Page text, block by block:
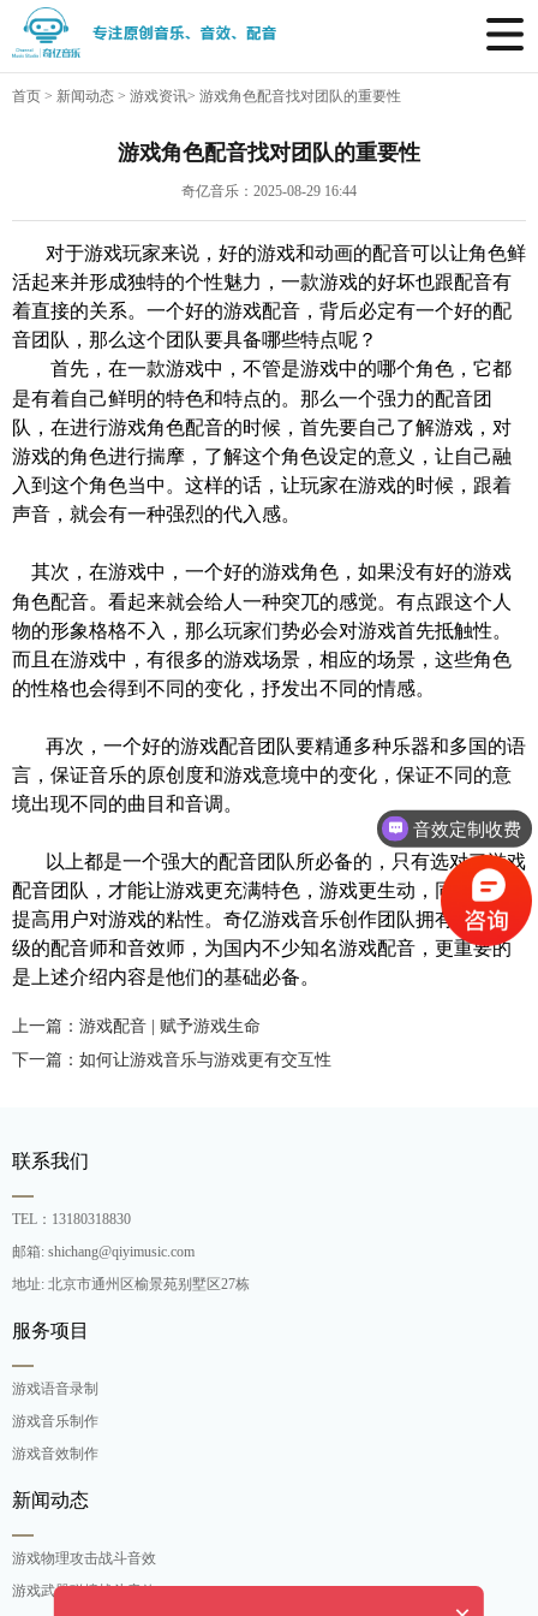
首页 > 新闻动态 > 游戏资讯> 游戏角色配音找对团队的重要性
游戏角色配音找对团队的重要性
奇亿音乐：2025-08-29 16:44
对于游戏玩家来说，好的游戏和动画的配音可以让角色鲜
活起来并形成独特的个性魅力，一款游戏的好坏也跟配音有
着直接的关系。一个好的游戏配音 ，背后必定有一个好的配
音团队，那么这个团队要具备哪些特点呢？
首先，在一款游戏中，不管是游戏中的哪个角色，它都
是有着自己鲜明的特色和特点的。那么一个强力的配音团
队，在进行游戏角色配音的时候 ， 首先要自己了解游戏， 对
游戏的角色进行揣摩 ， 了解这个角色设定的意义， 让自己融
入到这个角色当中。这样的话，让玩家在游戏的时候，跟着
声音，就会有一种强烈的代入感。
其次，在游戏中，一个好的游戏角色，如果没有好的游戏
角色配音。看起来就会给人一种突兀的感觉。有点跟这个人
物的形象格格不入，那么玩家们势必会对游戏首先抵触性。
而且在游戏中，有很多的游戏场景，相应的场景，这些角色
的性格也会得到不同的变化 ， 抒发出不同的情感。
再次，一个好的游戏配音团队要精通多种乐器和多国的语
言，保证音乐的原创度和游戏意境中的变化，保证不同的意
境出现不同的曲目和音调。
以上都是一个强大的配音团队所必备的，只有选对了游戏
配音团队 ，才能让游戏更充满特色，游戏更生动，同时也能
提高用户对游戏的粘性。奇亿游戏音乐创作团队拥有国内顶
级的配音师和音效师，为国内不少知名游戏配音，更重要的
是上述介绍内容是他们的基础必备。
上一篇：游戏配音 | 赋予游戏生命
下一篇：如何让游戏音乐与游戏更有交互性
联系我们
TEL：13180318830
邮箱: shichang@qiyimusic.com
地址: 北京市通州区榆景苑别墅区27栋
服务项目
游戏语音录制
游戏音乐制作
游戏音效制作
新闻动态
游戏物理攻击战斗音效
游戏武器碰撞战斗音效
音效定制收费